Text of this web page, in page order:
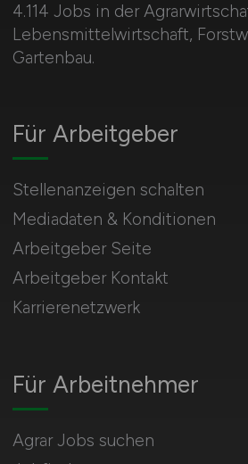
4.114 Jobs in der
Lebensmittelwirtschaft,
Gartenbau.
Für Arbeitnehmer
Agrar Jobs suchen
Für Arbeitgeber
Stellenanzeigen schalten
Mediadaten & Konditionen
Arbeitgeber Seite
Arbeitgeber Kontakt
Karrierenetzwerk